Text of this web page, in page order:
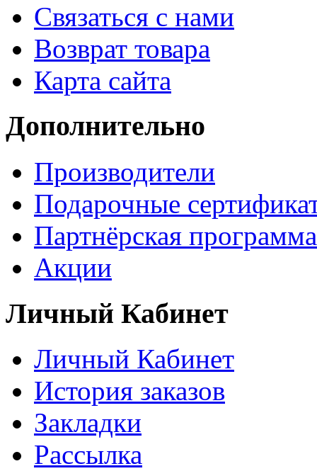
Связаться с нами
Возврат товара
Карта сайта
Дополнительно
Производители
Подарочные
Партнёрская программа
Акции
Личный Кабинет
Личный Кабинет
История заказов
Закладки
Рассылка